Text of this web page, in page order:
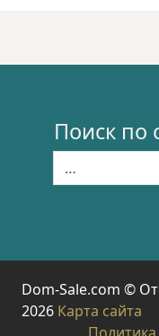
Поиск по
Dom-Sale.com ©
2026 Карта сайта